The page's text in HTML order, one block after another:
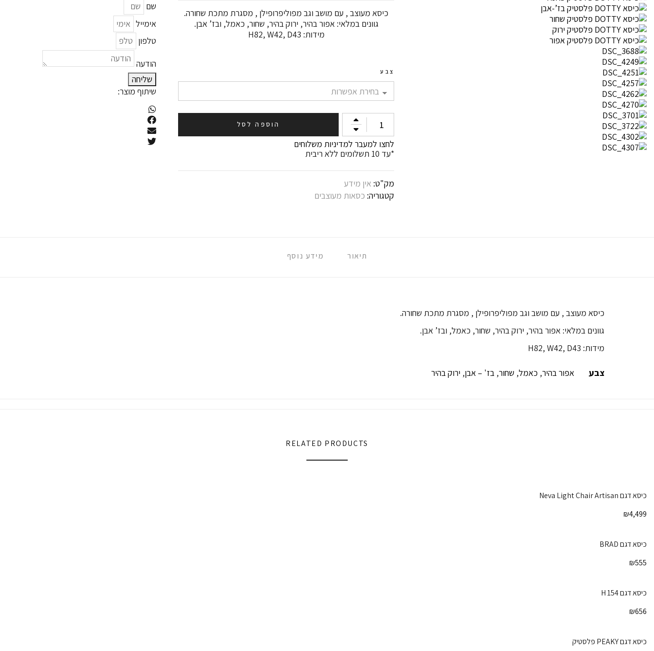
כיסא מעוצב , עם מושב וגב מפוליפרופילן , מסגרת מתכת שחורה.
גוונים במלאי: אפור בהיר, ירוק בהיר, שחור, כאמל, ובז’ אבן.
מידות: H82, W42, D43
צבע
כיסא
דגם
DOTTY
PP
הוספה לסל
לחצו למעבר למדיניות משלוחים
*עד 10 תשלומים ללא ריבית
מק"ט: אין מידע
קטגוריה: כסאות מעוצבים
שם
אימייל
טלפון
הודעה
שליחה
שיתוף מוצר:
תיאור מידע נוסף
כיסא מעוצב , עם מושב וגב מפוליפרופילן , מסגרת מתכת שחורה.
גוונים במלאי: אפור בהיר, ירוק בהיר, שחור, כאמל, ובז’ אבן.
מידות: H82, W42, D43
צבע אפור בהיר, כאמל, שחור, בז' – אבן, ירוק בהיר
RELATED PRODUCTS
כיסא דגם Neva Light Chair Artisan
₪4,499
כיסא דגם BRAD
₪555
כיסא דגם H 154
₪656
כיסא דגם PEAKY פלסטיק